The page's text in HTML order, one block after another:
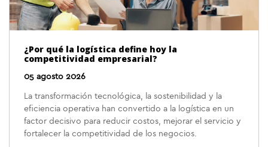
¿Por qué la logística define hoy la
competitividad empresarial?
05 agosto 2026
La transformación tecnológica, la sostenibilidad y la
eficiencia operativa han convertido a la logística en un
factor decisivo para reducir costos, mejorar el servicio y
fortalecer la competitividad de los negocios.